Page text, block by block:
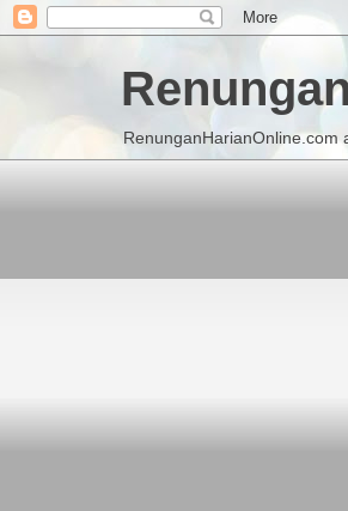
RenunganHarianOnline.com